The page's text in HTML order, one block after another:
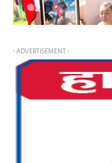
- ADVERTISEMENT -